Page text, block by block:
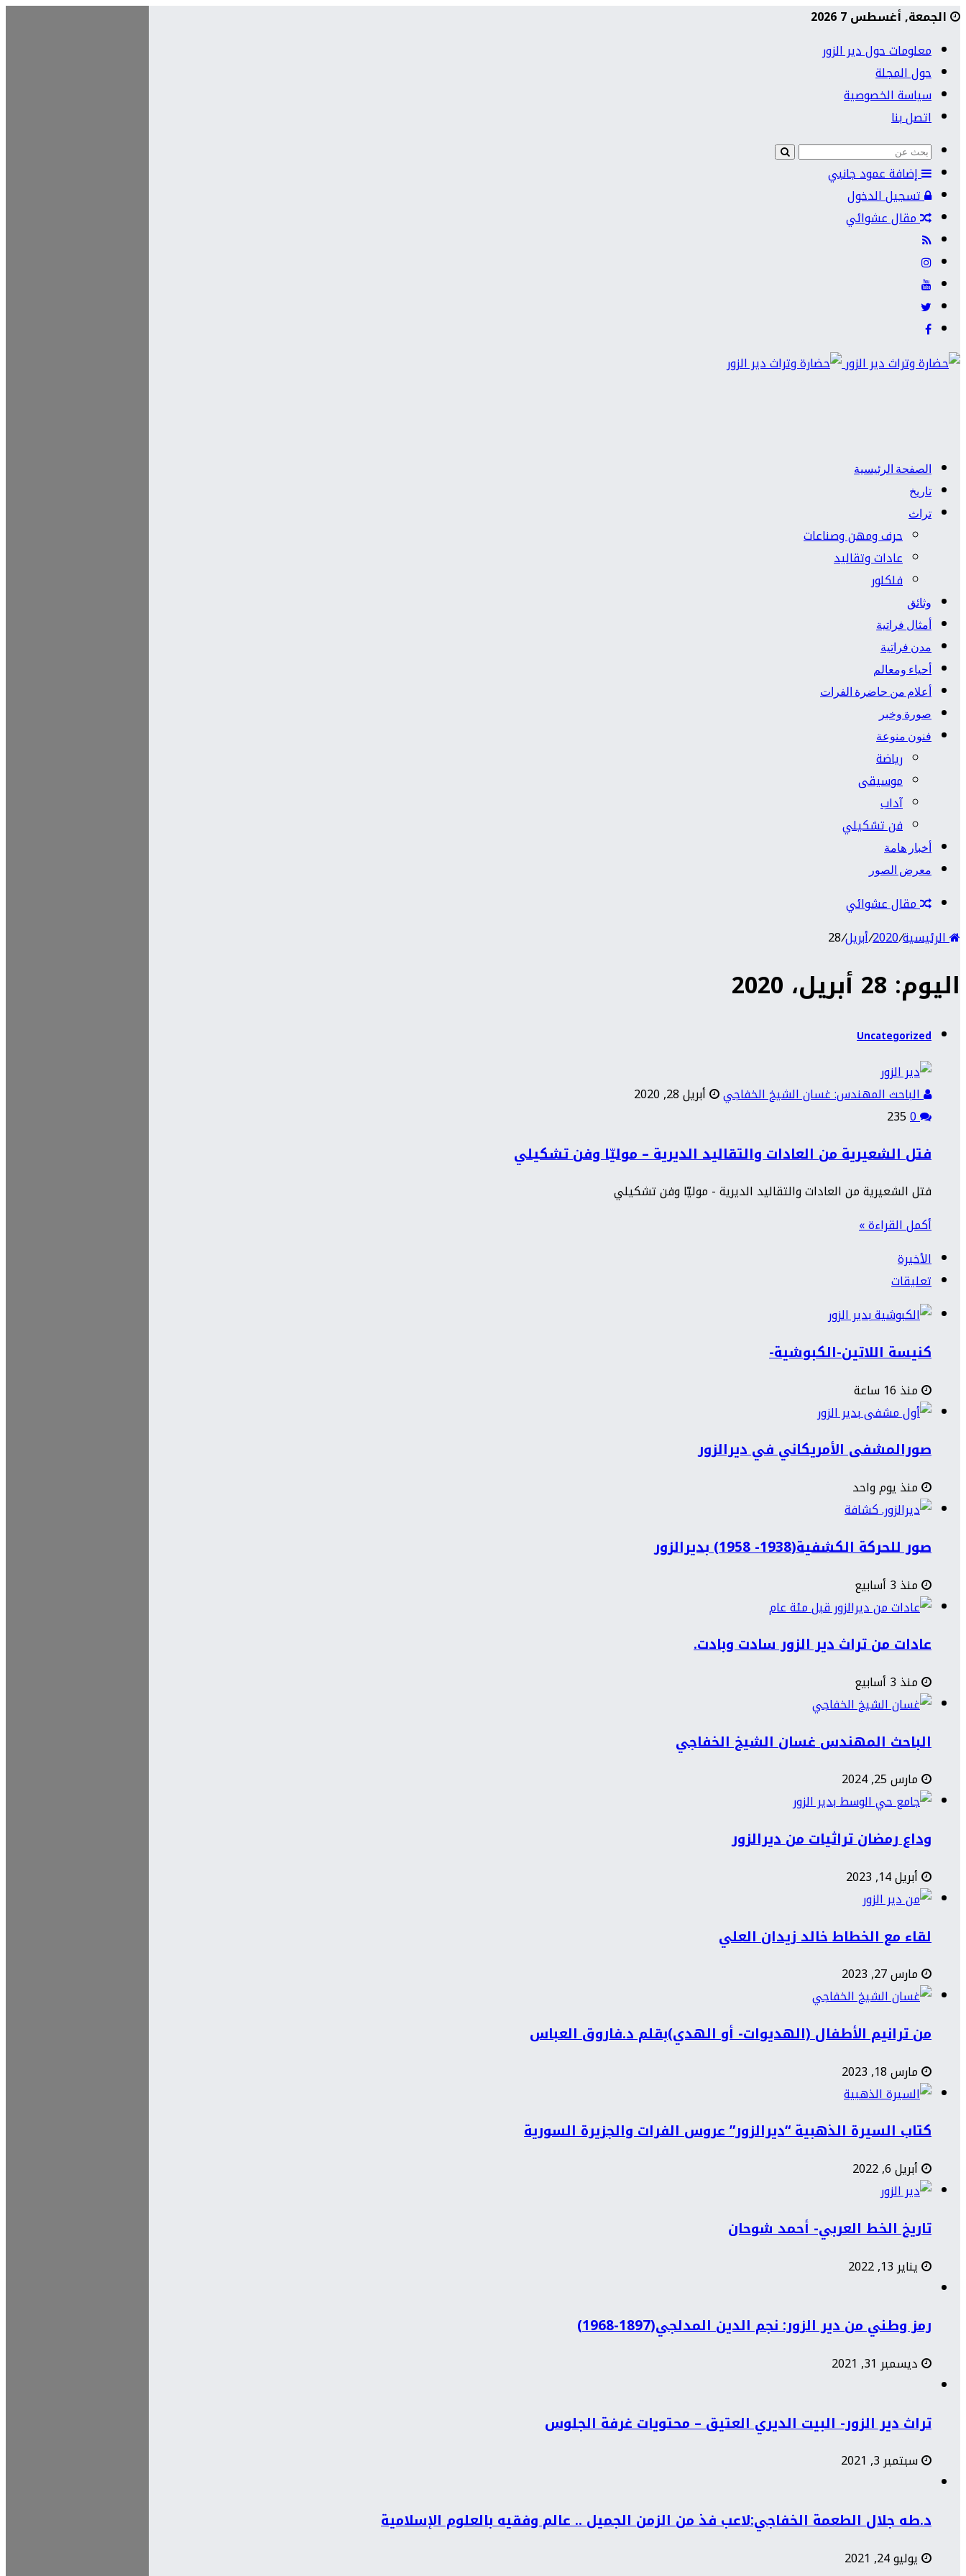
الجمعة, أغسطس 7 2026
معلومات حول دير الزور
حول المجلة
سياسة الخصوصية
اتصل بنا
إضافة عمود جانبي
تسجيل الدخول
مقال عشوائي
الصفحة الرئيسية
تاريخ
تراث
حرف ومهن وصناعات
عادات وتقاليد
فلكلور
وثائق
أمثال فراتية
مدن فراتية
أحياء ومعالم
أعلام من حاضرة الفرات
صورة وخبر
فنون منوعة
رياضة
موسيقى
آداب
فن تشكيلي
أخبار هامة
معرض الصور
مقال عشوائي
الرئيسية/
2020
/أبريل/
28
اليوم: 28 أبريل، 2020
Uncategorized
الباحث المهندس: غسان الشيخ الخفاجي
أبريل 28, 2020
0
فتل الشعيرية من العادات والتقاليد الديرية – موليّا وفن تشكيلي
فتل الشعيرية من العادات والتقاليد الديرية - موليّا وفن تشكيلي
أكمل القراءة »
الأخيرة
تعليقات
كنيسة اللاتين-الكبوشية-
منذ 16 ساعة
صورالمشفى الأمريكاني في ديرالزور
منذ يوم واحد
صور للحركة الكشفية(1938- 1958) بديرالزور
منذ 3 أسابيع
عادات من تراث دير الزور سادت وبادت.
منذ 3 أسابيع
الباحث المهندس غسان الشيخ الخفاجي
مارس 25, 2024
وداع رمضان تراثيات من ديرالزور
أبريل 14, 2023
لقاء مع الخطاط خالد زيدان العلي
مارس 27, 2023
من ترانيم الأطفال (الهديوات- أو الهدي)بقلم د.فاروق العباس
مارس 18, 2023
كتاب السيرة الذهبية “ديرالزور” عروس الفرات والجزيرة السورية
أبريل 6, 2022
تاريخ الخط العربي- أحمد شوحان
يناير 13, 2022
رمز وطني من دير الزور: نجم الدين المدلجي(1897-1968)
ديسمبر 31, 2021
تراث دير الزور- البيت الديري العتيق – محتويات غرفة الجلوس
سبتمبر 3, 2021
د.طه جلال الطعمة الخفاجي:لاعب فذ من الزمن الجميل .. عالم وفقيه بالعلوم الإسلامية
يوليو 24, 2021